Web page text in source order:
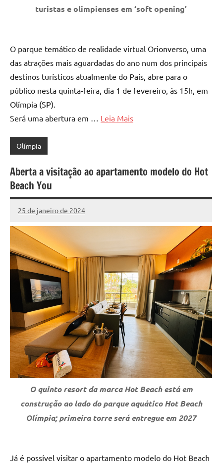
turistas e olimpienses em ‘soft opening’
O parque temático de realidade virtual Orionverso, uma
das atrações mais aguardadas do ano num dos principais
destinos turísticos atualmente do País, abre para o
público nesta quinta-feira, dia 1 de fevereiro, às 15h, em
Olímpia (SP).
Será uma abertura em … Leia Mais
Olímpia
Aberta a visitação ao apartamento modelo do Hot
Beach You
25 de janeiro de 2024
Marcelo
Fachin
O quinto resort da marca Hot Beach está em
construção ao lado do parque aquático Hot Beach
Olímpia; primeira torre será entregue em 2027
Já é possível visitar o apartamento modelo do Hot Beach